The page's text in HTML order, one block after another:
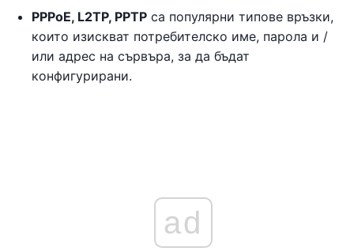
PPPoE, L2TP, PPTP са популярни типове връзки,
които изискват потребителско име, парола и /
или адрес на сървъра, за да бъдат
конфигурирани.
ad